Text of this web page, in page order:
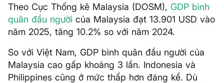
Theo Cục Thống kê Malaysia (DOSM), GDP bình
quân đầu người của Malaysia đạt 13.901 USD vào
năm 2025, tăng 10.2% so với năm 2024.
So với Việt Nam, GDP bình quân đầu người của
Malaysia cao gấp khoảng 3 lần. Indonesia và
Philippines cũng ở mức thấp hơn đáng kể. Dù